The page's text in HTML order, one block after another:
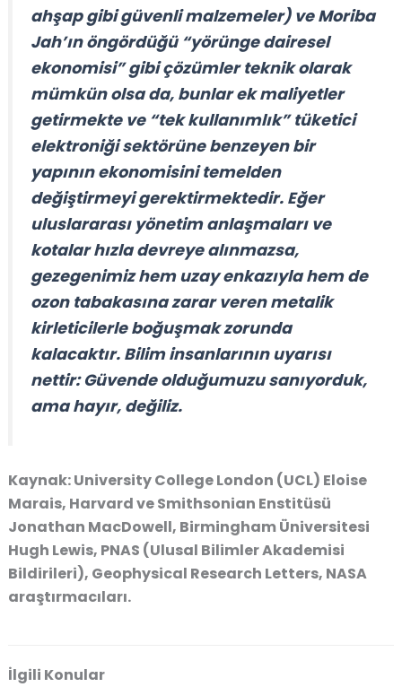
ahşap gibi güvenli malzemeler) ve Moriba
Jah’ın öngördüğü “yörünge dairesel
ekonomisi”gibi çözümler teknik olarak
mümkün olsa da, bunlar ek maliyetler
getirmekte ve “tek kullanımlık”tüketici
elektroniği sektörüne benzeyen bir
yapının ekonomisini temelden
değiştirmeyi gerektirmektedir. Eğer
uluslararası yönetim anlaşmaları ve
kotalar hızla devreye alınmazsa,
gezegenimiz hem uzay enkazıyla hem de
ozon tabakasına zarar veren metalik
kirleticilerle boğuşmak zorunda
kalacaktır. Bilim insanlarının uyarısı
nettir:Güvende olduğumuzu sanıyorduk,
ama hayır, değiliz.
Kaynak: University College London (UCL) Eloise
Marais, Harvard ve Smithsonian Enstitüsü
Jonathan MacDowell, Birmingham Üniversitesi
Hugh Lewis, PNAS (Ulusal Bilimler Akademisi
Bildirileri), Geophysical Research Letters, NASA
araştırmacıları.
İlgili Konular